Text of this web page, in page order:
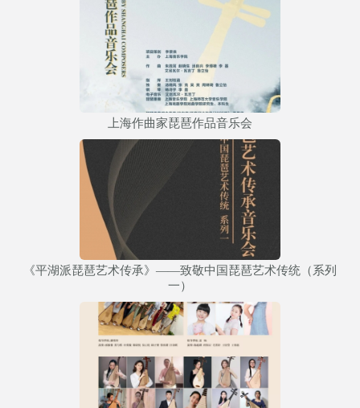
上海作曲家琵琶作品音乐会
《平湖派琵琶艺术传承》——致敬中国琵琶艺术传统（系列
一）